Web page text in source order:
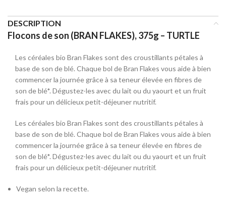
DESCRIPTION
Flocons de son (BRAN FLAKES), 375g – TURTLE
Les céréales bio Bran Flakes sont des croustillants pétales à
base de son de blé. Chaque bol de Bran Flakes vous aide à bien
commencer la journée grâce à sa teneur élevée en fibres de
son de blé*. Dégustez-les avec du lait ou du yaourt et un fruit
frais pour un délicieux petit-déjeuner nutritif.
Les céréales bio Bran Flakes sont des croustillants pétales à
base de son de blé. Chaque bol de Bran Flakes vous aide à bien
commencer la journée grâce à sa teneur élevée en fibres de
son de blé*. Dégustez-les avec du lait ou du yaourt et un fruit
frais pour un délicieux petit-déjeuner nutritif.
Vegan selon la recette.